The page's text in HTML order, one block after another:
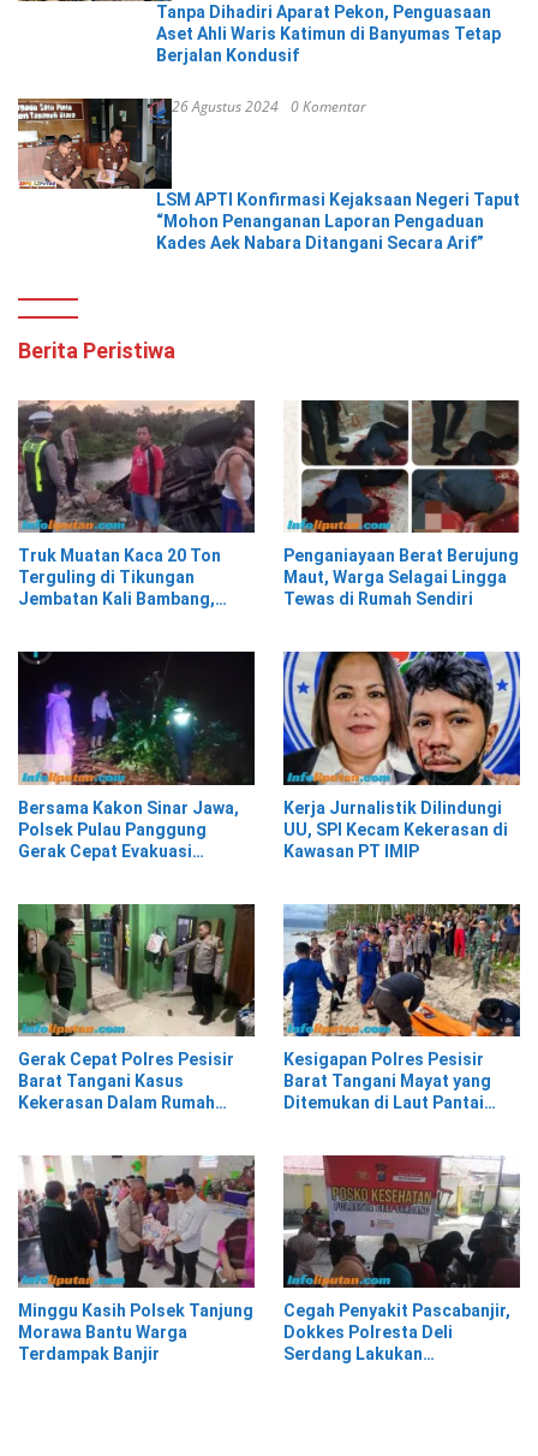
Tanpa Dihadiri Aparat Pekon, Penguasaan
Aset Ahli Waris Katimun di Banyumas Tetap
Berjalan Kondusif
26 Agustus 2024 0 Komentar
LSM APTI Konfirmasi Kejaksaan Negeri Taput
“Mohon Penanganan Laporan Pengaduan
Kades Aek Nabara Ditangani Secara Arif”
Berita Peristiwa
Truk Muatan Kaca 20 Ton
Terguling di Tikungan
Jembatan Kali Bambang,
Penganiayaan Berat Berujung
Maut, Warga Selagai Lingga
Tewas di Rumah Sendiri
Bersama Kakon Sinar Jawa,
Polsek Pulau Panggung
Gerak Cepat Evakuasi
Kerja Jurnalistik Dilindungi
UU, SPI Kecam Kekerasan di
Kawasan PT IMIP
Gerak Cepat Polres Pesisir
Barat Tangani Kasus
Kekerasan Dalam Rumah
Kesigapan Polres Pesisir
Barat Tangani Mayat yang
Ditemukan di Laut Pantai
Minggu Kasih Polsek Tanjung
Morawa Bantu Warga
Terdampak Banjir
Cegah Penyakit Pascabanjir,
Dokkes Polresta Deli
Serdang Lakukan